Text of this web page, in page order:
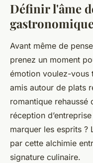
Définir l'âme
Avant même de
prenez un moment
émotion voulez-vous
amis autour de plats
romantique rehaussé
réception
marquer les esprits ?
par cette alchimie
signature culinaire.